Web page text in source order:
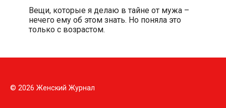
Вещи, которые я делаю в тайне от мужа –
нечего ему об этом знать. Но поняла это
только с возрастом.
© 2026 Женский Журнал